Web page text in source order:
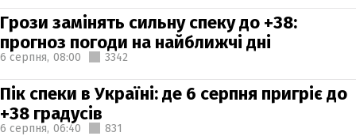
Грози замінять сильну спеку до +38:
прогноз погоди на найближчі дні
6 серпня, 08:00 3342
Пік спеки в Україні: де 6 серпня пригріє до
+38 градусів
6 серпня, 06:40 831